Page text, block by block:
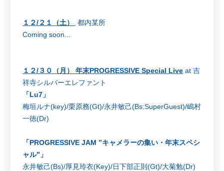
１２/２１（土）
都内某所
Coming soon...
１２/３０（月） 年末PROGRESSIVE Special Live at 吉
祥寺シルバーエレファント
「Lu7」
梅垣ルナ(key)/栗原務(Gt)/永井敏己(Bs:SuperGuest)/嶋村
一徳(Dr)
「PROGRESSIVE JAM ”キャメラーの集い・年末スペシ
ャル”」
永井敏己(Bs)/厚見玲衣(Key)/日下部正則(Gt)/大菊勉(Dr)